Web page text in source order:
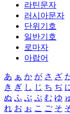
라틴문자
러시아문자
단위기호
일반기호
로마자
아랍어
あ ぁ か が さ ざ
き ぎ し じ ち ぢ
ぬ ふ ぶ ぷ む ゆ
れ お ぉ こ ご そ